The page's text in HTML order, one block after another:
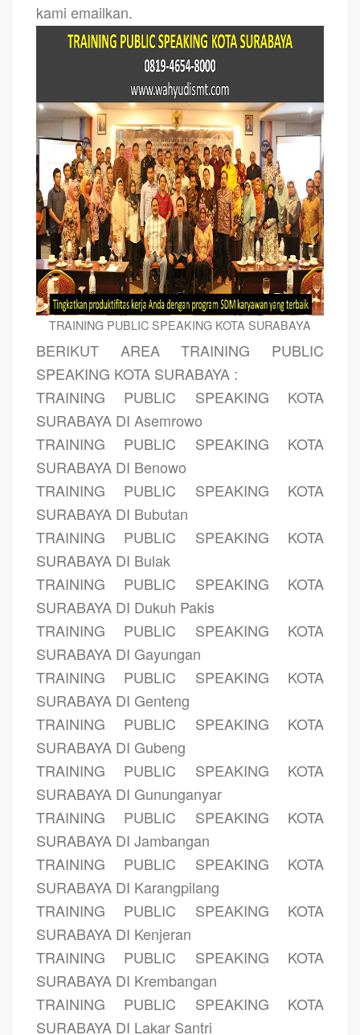
kami emailkan.
TRAINING PUBLIC SPEAKING KOTA SURABAYA
BERIKUT AREA TRAINING PUBLIC
SPEAKING KOTA SURABAYA :
TRAINING PUBLIC SPEAKING KOTA
SURABAYA DI Asemrowo
TRAINING PUBLIC SPEAKING KOTA
SURABAYA DI Benowo
TRAINING PUBLIC SPEAKING KOTA
SURABAYA DI Bubutan
TRAINING PUBLIC SPEAKING KOTA
SURABAYA DI Bulak
TRAINING PUBLIC SPEAKING KOTA
SURABAYA DI Dukuh Pakis
TRAINING PUBLIC SPEAKING KOTA
SURABAYA DI Gayungan
TRAINING PUBLIC SPEAKING KOTA
SURABAYA DI Genteng
TRAINING PUBLIC SPEAKING KOTA
SURABAYA DI Gubeng
TRAINING PUBLIC SPEAKING KOTA
SURABAYA DI Gununganyar
TRAINING PUBLIC SPEAKING KOTA
SURABAYA DI Jambangan
TRAINING PUBLIC SPEAKING KOTA
SURABAYA DI Karangpilang
TRAINING PUBLIC SPEAKING KOTA
SURABAYA DI Kenjeran
TRAINING PUBLIC SPEAKING KOTA
SURABAYA DI Krembangan
TRAINING PUBLIC SPEAKING KOTA
SURABAYA DI Lakar Santri